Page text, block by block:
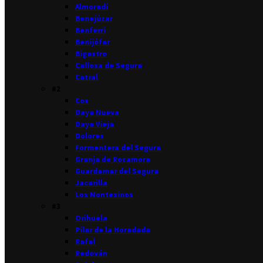
Almoradí
Benejúzar
Benferri
Benijófar
Bigastro
Callosa de Segura
Catral
Cox
Daya Nueva
Daya Vieja
Dolores
Formentera del Segura
Granja de Rocamora
Guardamar del Segura
Jacarilla
Los Montesinos
Orihuela
Pilar de la Horadada
Rafal
Redován